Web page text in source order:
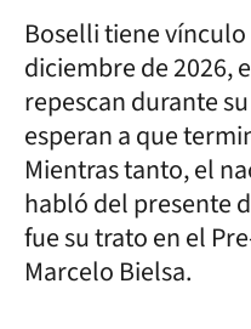
Boselli tiene
diciembre de 2026,
repescan durante
esperan a que
Mientras tanto, el
habló del presente
fue su trato en el
Marcelo Bielsa.